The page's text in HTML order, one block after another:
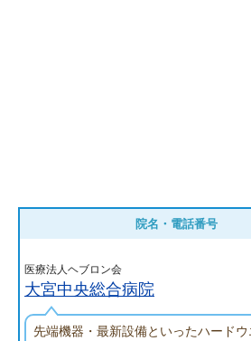
院名・電話番号
医療法人ヘブロン会
大宮中央総合病院
先端機器・最新設備といったハード